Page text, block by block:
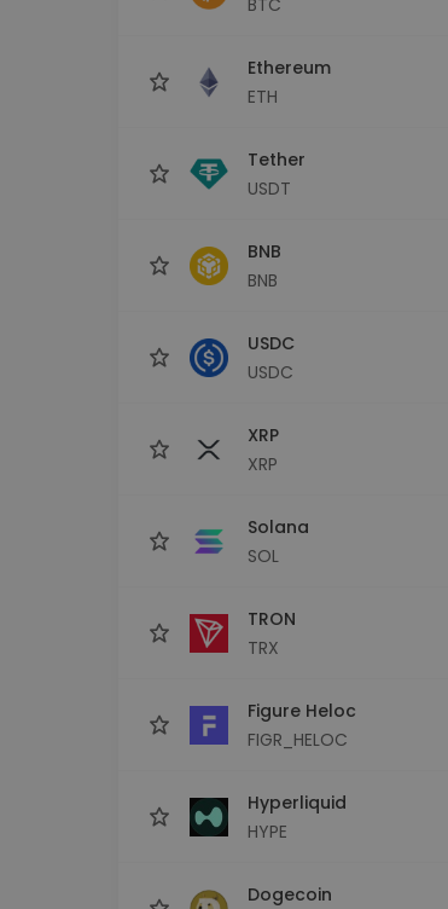
Ethereum
ETH
Tether
USDT
BNB
BNB
USDC
USDC
XRP
XRP
Solana
SOL
TRON
TRX
Figure Heloc
FIGR_HELOC
Hyperliquid
HYPE
Dogecoin